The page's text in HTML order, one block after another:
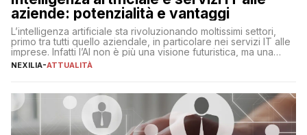
aziende: potenzialità e vantaggi
L’intelligenza artificiale sta rivoluzionando moltissimi settori,
primo tra tutti quello aziendale, in particolare nei servizi IT alle
imprese. Infatti l’AI non è più una visione futuristica, ma una
realtà operativa che sta portando a un cambio significativo in
operazioni, bensì comporta […]
NEXILIA-ATTUALITÀ